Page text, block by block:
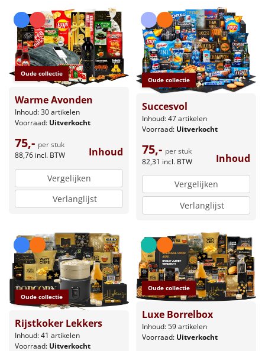
Oude collectie
Warme Avonden
Inhoud: 30 artikelen
Voorraad: Uitverkocht
75,- per stuk
88,76 incl. BTW Inhoud
Vergelijken
Verlanglijst
Oude collectie
Succesvol
Inhoud: 47 artikelen
Voorraad: Uitverkocht
75,- per stuk
82,31 incl. BTW Inhoud
Vergelijken
Verlanglijst
Oude collectie
Rijstkoker Lekkers
Inhoud: 41 artikelen
Voorraad: Uitverkocht
Oude collectie
Luxe Borrelbox
Inhoud: 59 artikelen
Voorraad: Uitverkocht